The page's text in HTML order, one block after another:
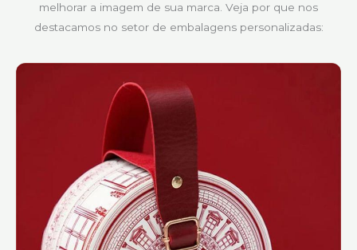
melhorar a imagem de sua marca. Veja por que nos
destacamos no setor de embalagens personalizadas: